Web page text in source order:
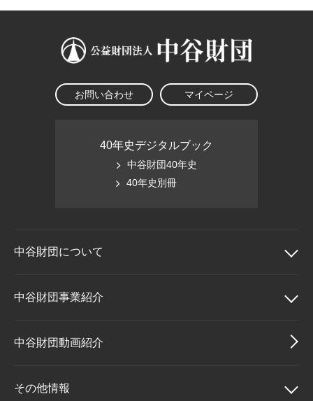
お問い合わせ マイページ
40年史デジタルブック
中谷財団40年史
40年史別冊
中谷財団について
中谷財団について
理事長挨拶
設立趣意書
中谷財団事業紹介
中谷財団事業紹介
中谷賞
中谷財団動画紹介
その他情報